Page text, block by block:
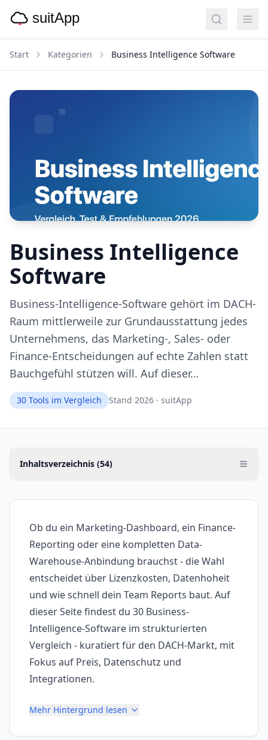
Start Kategorien Business Intelligence Software
Business Intelligence
Software
Business-Intelligence-Software gehört im DACH-
Raum mittlerweile zur Grundausstattung jedes
Unternehmens, das Marketing-, Sales- oder
Finance-Entscheidungen auf echte Zahlen statt
Bauchgefühl stützen will. Auf dieser…
30 Tools im Vergleich Stand 2026 · suitApp
Inhaltsverzeichnis (54)
Ob du ein Marketing-Dashboard, ein Finance-
Reporting oder eine kompletten Data-
Warehouse-Anbindung brauchst - die Wahl
entscheidet über Lizenzkosten, Datenhoheit
und wie schnell dein Team Reports baut. Auf
dieser Seite findest du 30 Business-
Intelligence-Software im strukturierten
Vergleich - kuratiert für den DACH-Markt, mit
Fokus auf Preis, Datenschutz und
Integrationen.
Mehr Hintergrund lesen